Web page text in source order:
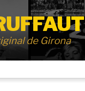
de Girona